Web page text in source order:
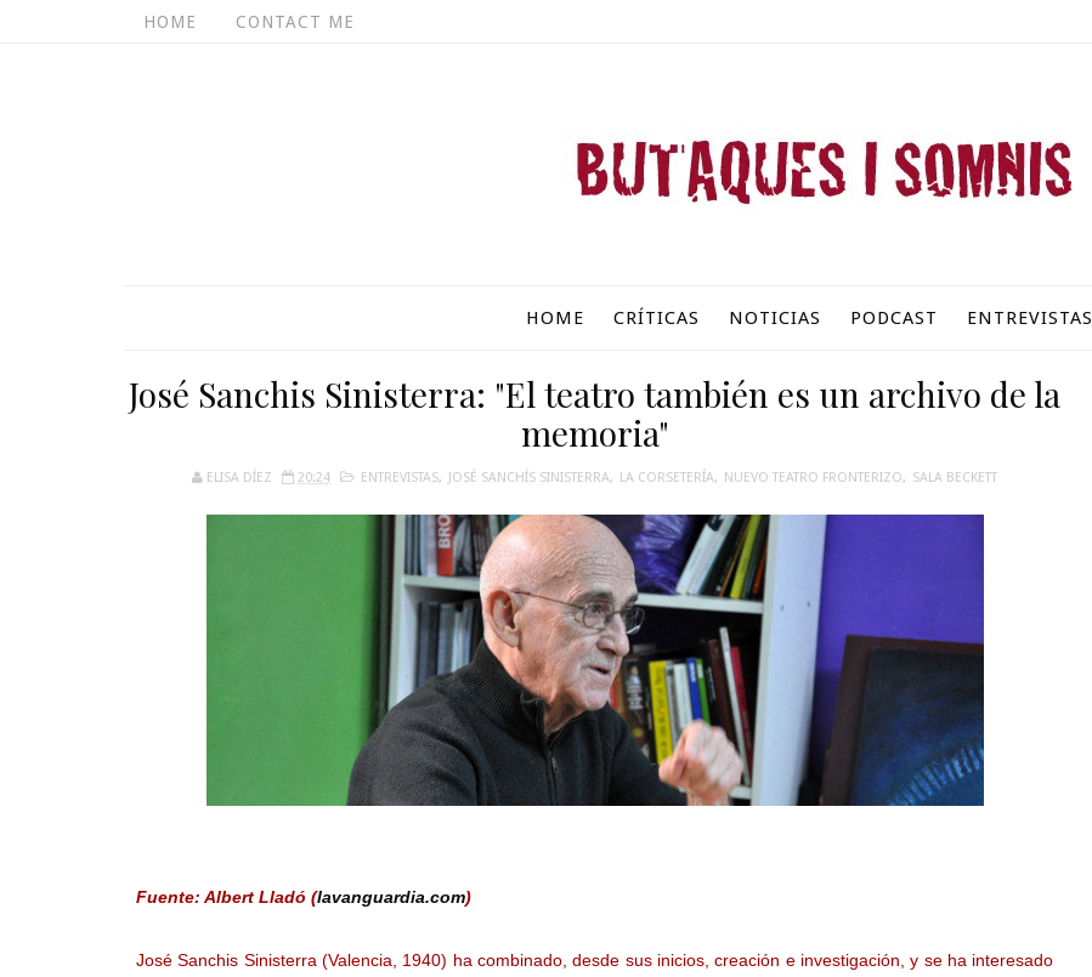
HOME CONTACT ME
HOME CRÍTICAS NOTICIAS PODCAST ENTREVISTAS
José Sanchis Sinisterra: "El teatro también es un archivo de la
memoria"
ELISA DÍEZ 20:24 ENTREVISTAS, JOSÉ SANCHÍS SINISTERRA, LA CORSETERÍA, NUEVO TEATRO FRONTERIZO, SALA BECKETT
Fuente: Albert Lladó (lavanguardia.com)
José Sanchis Sinisterra (Valencia, 1940) ha combinado, desde sus inicios, creación e investigación, y se ha interesado